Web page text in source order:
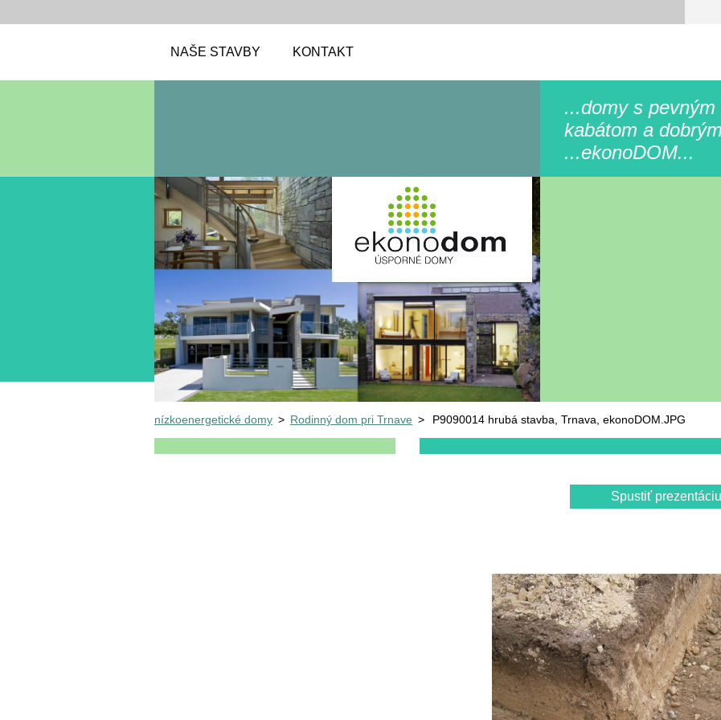
NAŠE STAVBY KONTAKT
...domy s
kabátom a
...ekonoDOM...
nízkoenergetické domy > Rodinný dom pri Trnave > P9090014 hrubá stavba, Trnava, ekonoDOM.JPG
Spustiť prezentáciu